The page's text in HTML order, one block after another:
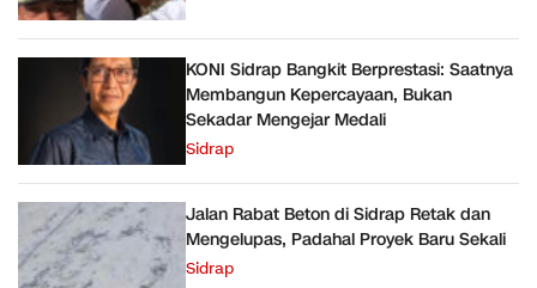
KONI Sidrap Bangkit Berprestasi: Saatnya
Membangun Kepercayaan, Bukan
Sekadar Mengejar Medali
Sidrap
Jalan Rabat Beton di Sidrap Retak dan
Mengelupas, Padahal Proyek Baru Sekali
Sidrap